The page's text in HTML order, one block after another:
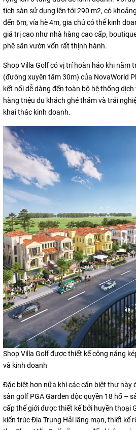
tích sàn sử dụng lên tới 290 m2, có
đến 6m, vỉa hè 4m, gia chủ có thể kinh
giá trị cao như nhà hàng cao cấp,
phê sân vườn vốn rất thịnh hành.
Shop Villa Golf có vị trí hoàn hảo khi nằm
(đường xuyên tâm 30m) của NovaWorld
kết nối dễ dàng đến toàn bộ hệ thống
hàng triệu du khách ghé thăm và trải
khai thác kinh doanh.
Shop Villa Golf được thiết kế công năng
và kinh doanh
Đặc biệt hơn nữa khi các căn biệt thự này
sân golf PGA Garden độc quyền 18 hố –
cấp thế giới được thiết kế bởi huyền thoại
kiến trúc Địa Trung Hải lãng mạn, thiết kế